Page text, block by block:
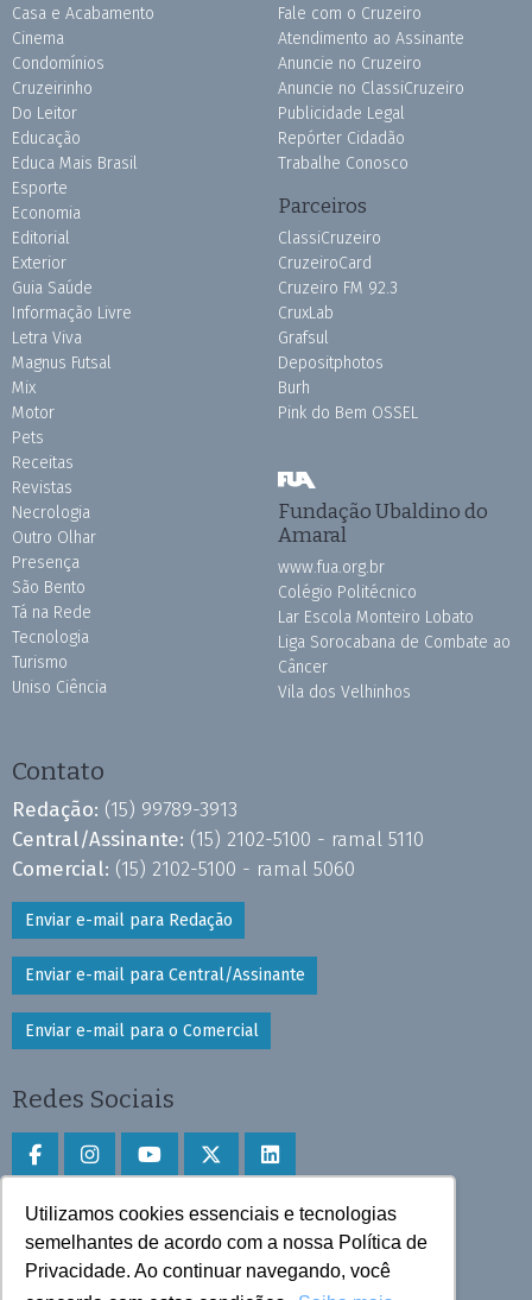
Utilizamos cookies essenciais e tecnologias
semelhantes de acordo com a nossa Política de
Privacidade. Ao continuar navegando, você
Casa e Acabamento
Cinema
Condomínios
Cruzeirinho
Do Leitor
Educação
Educa Mais Brasil
Esporte
Economia
Editorial
Exterior
Guia Saúde
Informação Livre
Letra Viva
Magnus Futsal
Mix
Motor
Pets
Receitas
Revistas
Necrologia
Outro Olhar
Presença
São Bento
Tá na Rede
Tecnologia
Turismo
Uniso Ciência
Fale com o Cruzeiro
Atendimento ao Assinante
Anuncie no Cruzeiro
Anuncie no ClassiCruzeiro
Publicidade Legal
Repórter Cidadão
Trabalhe Conosco
Parceiros
ClassiCruzeiro
CruzeiroCard
Cruzeiro FM 92.3
CruxLab
Grafsul
Depositphotos
Burh
Pink do Bem OSSEL
Fundação Ubaldino do
Amaral
www.fua.org.br
Colégio Politécnico
Lar Escola Monteiro Lobato
Liga Sorocabana de Combate ao
Câncer
Vila dos Velhinhos
Contato
Redação: (15) 99789-3913
Central/Assinante: (15) 2102-5100 - ramal 5110
Comercial: (15) 2102-5100 - ramal 5060
Enviar e-mail para Redação
Enviar e-mail para Central/Assinante
Enviar e-mail para o Comercial
Redes Sociais
Faça download do aplicativo
Play Store e App Store